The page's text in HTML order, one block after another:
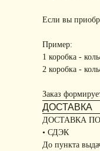
Если вы
Пример:
1 коробка -
2 коробка -
Заказ
ДОСТАВКА
ДОСТАВКА
• СДЭК
До пункта